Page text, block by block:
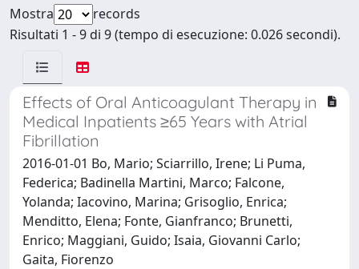
Mostra
records
Risultati 1 - 9 di 9 (tempo di esecuzione: 0.026 secondi).
Effects of Oral Anticoagulant Therapy in
Medical Inpatients ≥65 Years with Atrial
Fibrillation
2016-01-01 Bo, Mario; Sciarrillo, Irene; Li Puma,
Federica; Badinella Martini, Marco; Falcone,
Yolanda; Iacovino, Marina; Grisoglio, Enrica;
Menditto, Elena; Fonte, Gianfranco; Brunetti,
Enrico; Maggiani, Guido; Isaia, Giovanni Carlo;
Gaita, Fiorenzo